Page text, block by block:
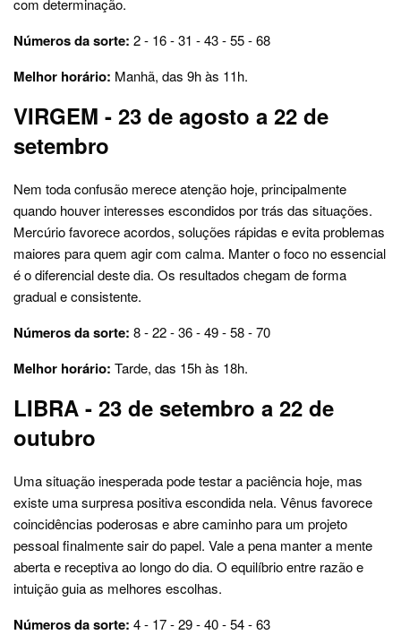
com determinação.
Números da sorte: 2 - 16 - 31 - 43 - 55 - 68
Melhor horário: Manhã, das 9h às 11h.
VIRGEM - 23 de agosto a 22 de
setembro
Nem toda confusão merece atenção hoje, principalmente
quando houver interesses escondidos por trás das situações.
Mercúrio favorece acordos, soluções rápidas e evita problemas
maiores para quem agir com calma. Manter o foco no essencial
é o diferencial deste dia. Os resultados chegam de forma
gradual e consistente.
Números da sorte: 8 - 22 - 36 - 49 - 58 - 70
Melhor horário: Tarde, das 15h às 18h.
LIBRA - 23 de setembro a 22 de
outubro
Uma situação inesperada pode testar a paciência hoje, mas
existe uma surpresa positiva escondida nela. Vênus favorece
coincidências poderosas e abre caminho para um projeto
pessoal finalmente sair do papel. Vale a pena manter a mente
aberta e receptiva ao longo do dia. O equilíbrio entre razão e
intuição guia as melhores escolhas.
Números da sorte: 4 - 17 - 29 - 40 - 54 - 63